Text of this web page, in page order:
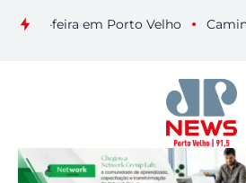
feira em Porto Velho